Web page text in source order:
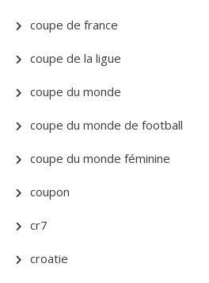
coupe de france
coupe de la ligue
coupe du monde
coupe du monde de football
coupe du monde féminine
coupon
cr7
croatie